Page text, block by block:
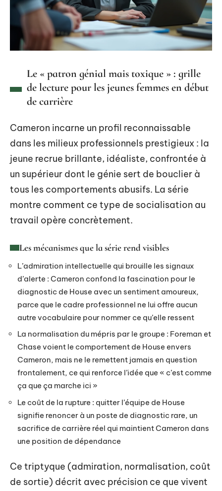
Le « patron génial mais toxique » : grille
de lecture pour les jeunes femmes en début
de carrière
Cameron incarne un profil reconnaissable
dans les milieux professionnels prestigieux : la
jeune recrue brillante, idéaliste, confrontée à
un supérieur dont le génie sert de bouclier à
tous les comportements abusifs. La série
montre comment ce type de socialisation au
travail opère concrètement.
Les mécanismes que la série rend visibles
L’admiration intellectuelle qui brouille les signaux
d’alerte : Cameron confond la fascination pour le
diagnostic de House avec un sentiment amoureux,
parce que le cadre professionnel ne lui offre aucun
autre vocabulaire pour nommer ce qu’elle ressent
La normalisation du mépris par le groupe : Foreman et
Chase voient le comportement de House envers
Cameron, mais ne le remettent jamais en question
frontalement, ce qui renforce l’idée que « c’est comme
ça que ça marche ici »
Le coût de la rupture : quitter l’équipe de House
signifie renoncer à un poste de diagnostic rare, un
sacrifice de carrière réel qui maintient Cameron dans
une position de dépendance
Ce triptyque (admiration, normalisation, coût
de sortie) décrit avec précision ce que vivent